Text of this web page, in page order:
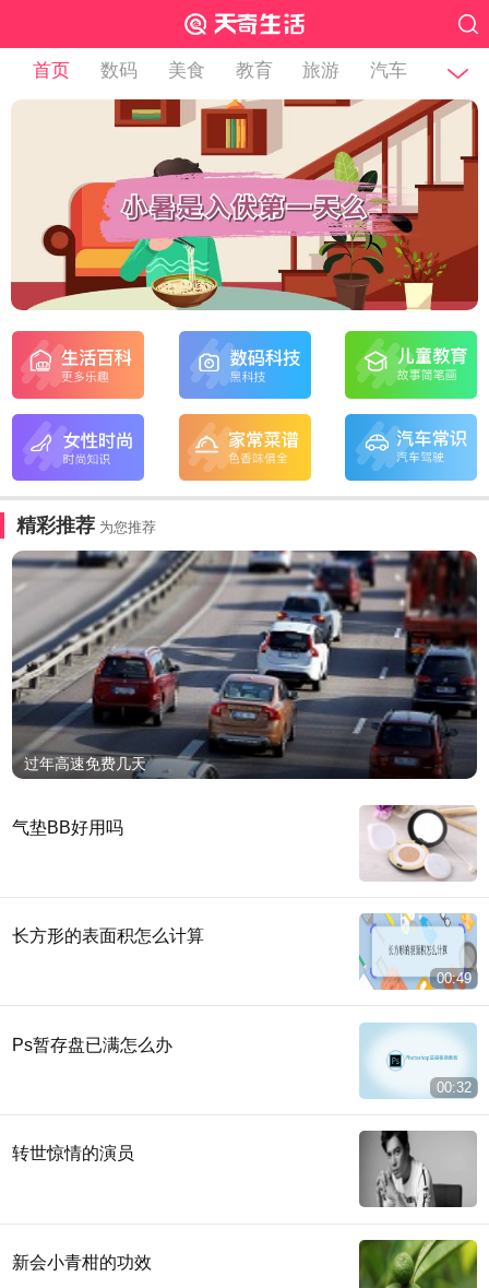
首页 数码 美食 教育 旅游 汽车
精彩推荐 为您推荐
过年高速免费几天
气垫BB好用吗
长方形的表面积怎么计算
00:49
Ps暂存盘已满怎么办
00:32
转世惊情的演员
新会小青柑的功效